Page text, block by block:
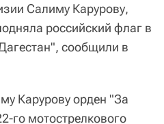
Салиму Карурову,
российский флаг в
сообщили в
Карурову орден "За
го мотострелкового